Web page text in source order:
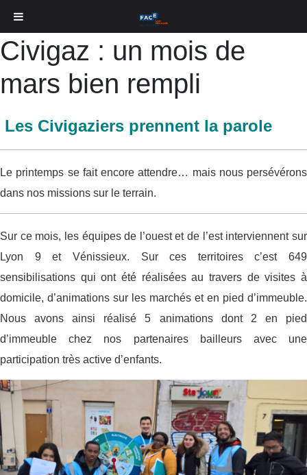
Civigaz : un mois de
mars bien rempli
Les Civigaziers prennent la parole
Le printemps se fait encore attendre… mais nous persévérons
dans nos missions sur le terrain.
Sur ce mois, les équipes de l’ouest et de l’est interviennent sur
Lyon 9 et Vénissieux. Sur ces territoires c’est 649
sensibilisations qui ont été réalisées au travers de visites à
domicile, d’animations sur les marchés et en pied d’immeuble.
Nous avons ainsi réalisé 5 animations dont 2 en pied
d’immeuble chez nos partenaires bailleurs avec une
participation très active d’enfants.